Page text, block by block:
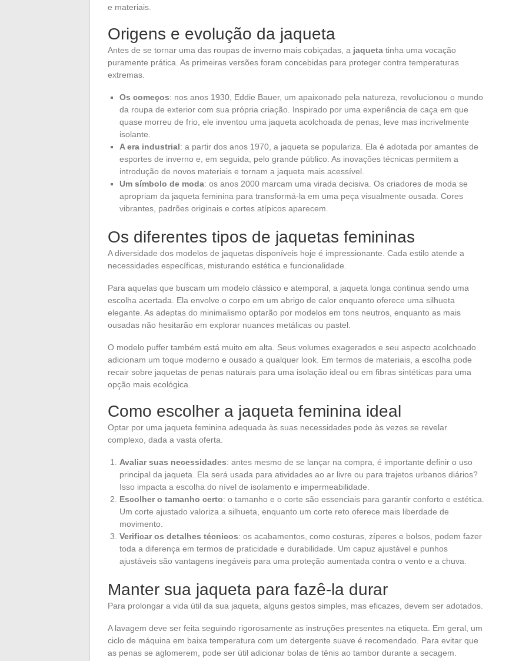
e materiais.
Origens e evolução da jaqueta
Antes de se tornar uma das roupas de inverno mais cobiçadas, a jaqueta tinha uma vocação
puramente prática. As primeiras versões foram concebidas para proteger contra temperaturas
extremas.
Os começos: nos anos 1930, Eddie Bauer, um apaixonado pela natureza, revolucionou o mundo
da roupa de exterior com sua própria criação. Inspirado por uma experiência de caça em que
quase morreu de frio, ele inventou uma jaqueta acolchoada de penas, leve mas incrivelmente
isolante.
A era industrial: a partir dos anos 1970, a jaqueta se populariza. Ela é adotada por amantes de
esportes de inverno e, em seguida, pelo grande público. As inovações técnicas permitem a
introdução de novos materiais e tornam a jaqueta mais acessível.
Um símbolo de moda: os anos 2000 marcam uma virada decisiva. Os criadores de moda se
apropriam da jaqueta feminina para transformá-la em uma peça visualmente ousada. Cores
vibrantes, padrões originais e cortes atípicos aparecem.
Os diferentes tipos de jaquetas femininas
A diversidade dos modelos de jaquetas disponíveis hoje é impressionante. Cada estilo atende a
necessidades específicas, misturando estética e funcionalidade.
Para aquelas que buscam um modelo clássico e atemporal, a jaqueta longa continua sendo uma
escolha acertada. Ela envolve o corpo em um abrigo de calor enquanto oferece uma silhueta
elegante. As adeptas do minimalismo optarão por modelos em tons neutros, enquanto as mais
ousadas não hesitarão em explorar nuances metálicas ou pastel.
O modelo puffer também está muito em alta. Seus volumes exagerados e seu aspecto acolchoado
adicionam um toque moderno e ousado a qualquer look. Em termos de materiais, a escolha pode
recair sobre jaquetas de penas naturais para uma isolação ideal ou em fibras sintéticas para uma
opção mais ecológica.
Como escolher a jaqueta feminina ideal
Optar por uma jaqueta feminina adequada às suas necessidades pode às vezes se revelar
complexo, dada a vasta oferta.
Avaliar suas necessidades: antes mesmo de se lançar na compra, é importante definir o uso
principal da jaqueta. Ela será usada para atividades ao ar livre ou para trajetos urbanos diários?
Isso impacta a escolha do nível de isolamento e impermeabilidade.
Escolher o tamanho certo: o tamanho e o corte são essenciais para garantir conforto e estética.
Um corte ajustado valoriza a silhueta, enquanto um corte reto oferece mais liberdade de
movimento.
Verificar os detalhes técnicos: os acabamentos, como costuras, zíperes e bolsos, podem fazer
toda a diferença em termos de praticidade e durabilidade. Um capuz ajustável e punhos
ajustáveis são vantagens inegáveis para uma proteção aumentada contra o vento e a chuva.
Manter sua jaqueta para fazê-la durar
Para prolongar a vida útil da sua jaqueta, alguns gestos simples, mas eficazes, devem ser adotados.
A lavagem deve ser feita seguindo rigorosamente as instruções presentes na etiqueta. Em geral, um
ciclo de máquina em baixa temperatura com um detergente suave é recomendado. Para evitar que
as penas se aglomerem, pode ser útil adicionar bolas de tênis ao tambor durante a secagem.